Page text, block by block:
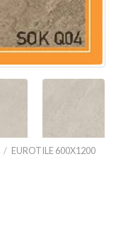
/ EUROTILE 600X1200